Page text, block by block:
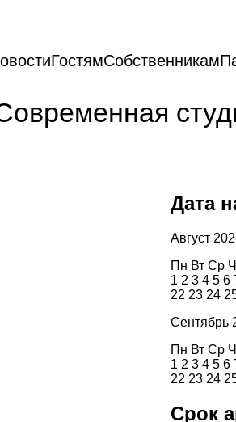
ГостямСобственникам
Дата
Август
Пн Вт Ср
1 2 3 4 5 6
22 23 24
Сентябрь
Пн Вт Ср
1 2 3 4 5 6
22 23 24
Срок